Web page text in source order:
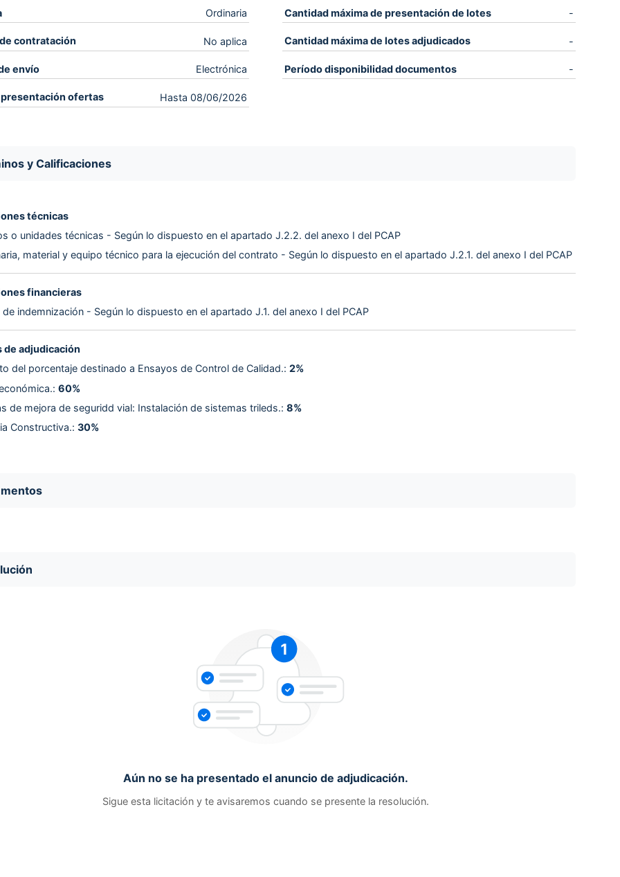
Ordinaria
contratación No aplica
envío Electrónica
presentación ofertas Hasta 08/06/2026
Cantidad máxima de presentación de lotes -
Cantidad máxima de lotes adjudicados -
Período disponibilidad documentos -
y Calificaciones
técnicas
o unidades técnicas - Según lo dispuesto en el apartado J.2.2. del anexo I del PCAP
material y equipo técnico para la ejecución del contrato - Según lo dispuesto en el apartado J.2.1. del anexo I del PCAP
financieras
de indemnización - Según lo dispuesto en el apartado J.1. del anexo I del PCAP
de adjudicación
del porcentaje destinado a Ensayos de Control de Calidad.: 2%
: 60%
de mejora de seguridd vial: Instalación de sistemas trileds.: 8%
Constructiva.: 30%
Aún no se ha presentado el anuncio de adjudicación.
Sigue esta licitación y te avisaremos cuando se presente la resolución.